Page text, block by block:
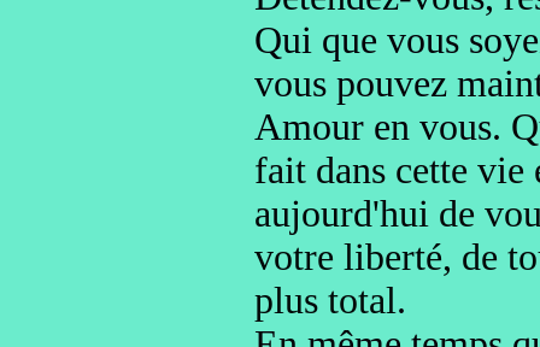
Qui que vous
vous pouvez
Amour en vous.
fait dans cette
aujourd'hui de
votre liberté, de
plus total.